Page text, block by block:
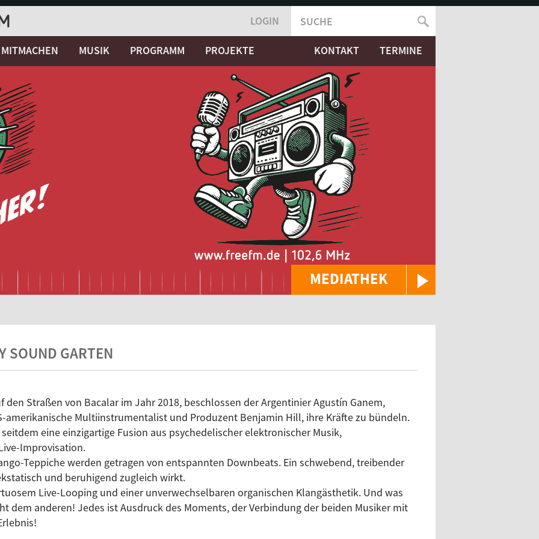
MEDIATHEK
LOGIN
SUCHFORMULAR
SUCHE
MITMACHEN MUSIK PROGRAMM PROJEKTE KONTAKT TERMINE
SOUND GARTEN
den Straßen von Bacalar im Jahr 2018, beschlossen der Argentinier Agustín Ganem,
amerikanische Multiinstrumentalist und Produzent Benjamin Hill, ihre Kräfte zu bündeln.
eine einzigartige Fusion aus psychedelischer elektronischer Musik,
Improvisation.
Teppiche werden getragen von entspannten Downbeats. Ein schwebend, treibender
und beruhigend zugleich wirkt.
Live-Looping und einer unverwechselbaren organischen Klangästhetik. Und was
dem anderen! Jedes ist Ausdruck des Moments, der Verbindung der beiden Musiker mit